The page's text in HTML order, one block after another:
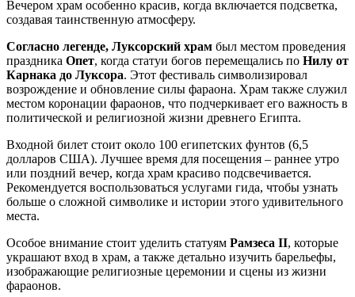
Вечером храм особенно красив, когда включается подсветка,
создавая таинственную атмосферу.
Согласно легенде, Луксорский храм был местом проведения
праздника Опет, когда статуи богов перемещались по Нилу от
Карнака до Луксора. Этот фестиваль символизировал
возрождение и обновление силы фараона. Храм также служил
местом коронации фараонов, что подчеркивает его важность в
политической и религиозной жизни древнего Египта.
Входной билет стоит около 100 египетских фунтов (6,5
долларов США). Лучшее время для посещения – раннее утро
или поздний вечер, когда храм красиво подсвечивается.
Рекомендуется воспользоваться услугами гида, чтобы узнать
больше о сложной символике и истории этого удивительного
места.
Особое внимание стоит уделить статуям Рамзеса II, которые
украшают вход в храм, а также детально изучить барельефы,
изображающие религиозные церемонии и сцены из жизни
фараонов.